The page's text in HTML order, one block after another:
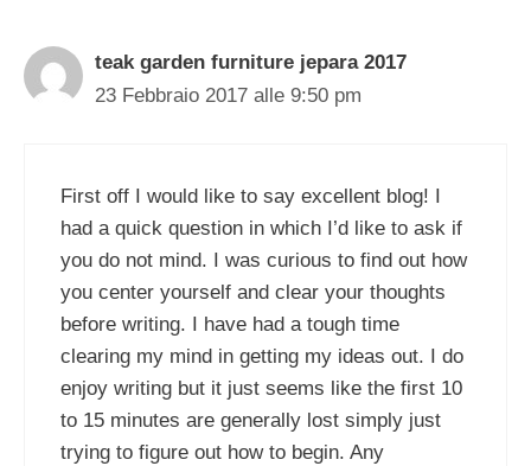
teak garden furniture jepara 2017
23 Febbraio 2017 alle 9:50 pm
First off I would like to say excellent blog! I
had a quick question in which I’d like to ask if
you do not mind. I was curious to find out how
you center yourself and clear your thoughts
before writing. I have had a tough time
clearing my mind in getting my ideas out. I do
enjoy writing but it just seems like the first 10
to 15 minutes are generally lost simply just
trying to figure out how to begin. Any